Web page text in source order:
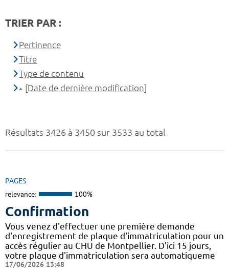
Résultats 3426 à 3450 sur 3533 au total
PAGES
relevance: 100%
Confirmation
Vous venez d'effectuer une première demande
d'enregistrement de plaque d'immatriculation pour un
accès régulier au CHU de Montpellier. D'ici 15 jours,
votre plaque d'immatriculation sera automatiqueme
17/06/2026 13:48
TRIER PAR :
Pertinence
Titre
Type de contenu
[Date de dernière modification]